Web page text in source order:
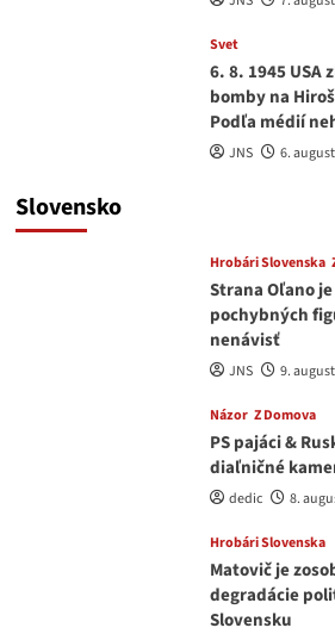
Svet
6. 8. 1945 USA
bomby na
Podľa médií
JNS 6.
Slovensko
Hrobári Slovenska
Strana Oľano
pochybných
nenávisť
JNS 9.
Názor Z Domova
PS pajáci &
diaľničné
dedic 8.
Hrobári Slovenska
Matovič je
degradácie
Slovensku